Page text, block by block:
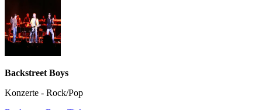
Backstreet Boys
Konzerte - Rock/Pop